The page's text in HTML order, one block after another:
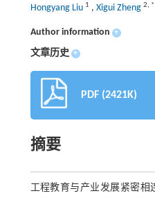
Hongyang Liu 1 , Xigui Zheng 2, *
Author information +
文章历史 +
PDF (2421K)
摘要
工程教育与产业发展紧密